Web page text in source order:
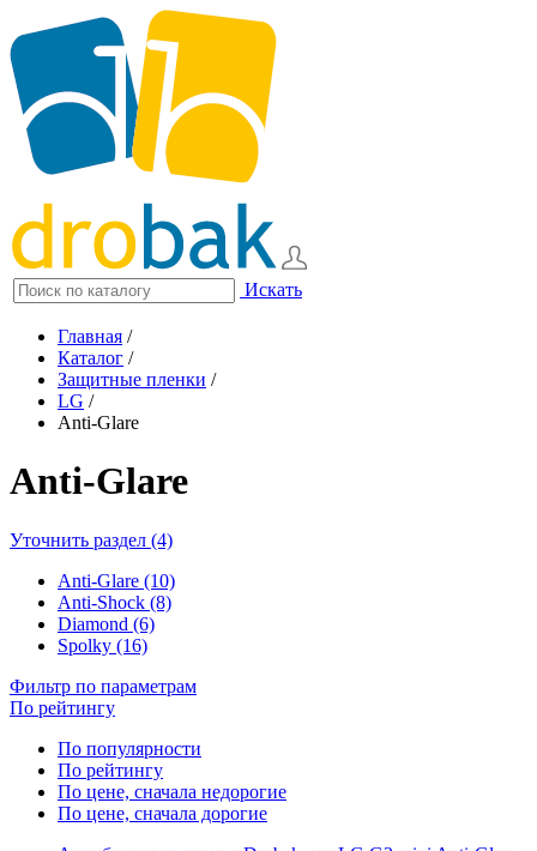
Искать
Главная /
Каталог /
Защитные пленки /
LG /
Anti-Glare
Anti-Glare
Уточнить раздел (4)
Anti-Glare (10)
Anti-Shock (8)
Diamond (6)
Spolky (16)
Фильтр по параметрам
По рейтингу
По популярности
По рейтингу
По цене, сначала недорогие
По цене, сначала дорогие